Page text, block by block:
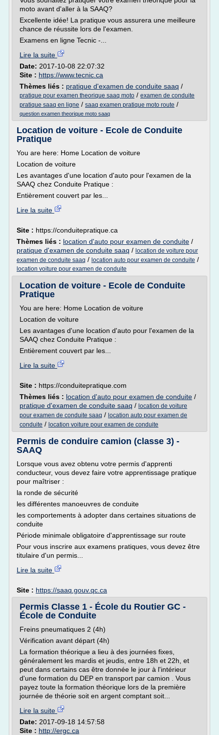
moto avant d'aller à la SAAQ?
Excellente idée! La pratique vous assurera une meilleure
chance de réussite lors de l'examen.
Examens en ligne Tecnic -...
Lire la suite
Date: 2017-10-08 22:07:32
Site : https://www.tecnic.ca
Thèmes liés : pratique d'examen de conduite saaq /
pratique pour examen theorique saaq moto / examen de conduite
pratique saaq en ligne / saaq examen pratique moto route /
question examen theorique moto saaq
Location de voiture - Ecole de Conduite
Pratique
You are here: Home Location de voiture
Location de voiture
Les avantages d'une location d'auto pour l'examen de la
SAAQ chez Conduite Pratique :
Entièrement couvert par les...
Lire la suite
Site : https://conduitepratique.ca
Thèmes liés : location d'auto pour examen de conduite /
pratique d'examen de conduite saaq / location de voiture pour
examen de conduite saaq / location auto pour examen de conduite /
location voiture pour examen de conduite
Location de voiture - Ecole de Conduite
Pratique
You are here: Home Location de voiture
Location de voiture
Les avantages d'une location d'auto pour l'examen de la
SAAQ chez Conduite Pratique :
Entièrement couvert par les...
Lire la suite
Site : https://conduitepratique.com
Thèmes liés : location d'auto pour examen de conduite /
pratique d'examen de conduite saaq / location de voiture
pour examen de conduite saaq / location auto pour examen de
conduite / location voiture pour examen de conduite
Permis de conduire camion (classe 3) -
SAAQ
Lorsque vous avez obtenu votre permis d'apprenti
conducteur, vous devez faire votre apprentissage pratique
pour maîtriser :
la ronde de sécurité
les différentes manoeuvres de conduite
les comportements à adopter dans certaines situations de
conduite
Période minimale obligatoire d'apprentissage sur route
Pour vous inscrire aux examens pratiques, vous devez être
titulaire d'un permis...
Lire la suite
Site : https://saaq.gouv.qc.ca
Permis Classe 1 - École du Routier GC -
École de Conduite
Freins pneumatiques 2 (4h)
Vérification avant départ (4h)
La formation théorique a lieu à des journées fixes,
généralement les mardis et jeudis, entre 18h et 22h, et
peut dans certains cas être donnée le jour à l'intérieur
d'une formation du DEP en transport par camion . Vous
payez toute la formation théorique lors de la première
journée de théorie soit en argent comptant soit...
Lire la suite
Date: 2017-09-18 14:57:58
Site : http://ergc.ca